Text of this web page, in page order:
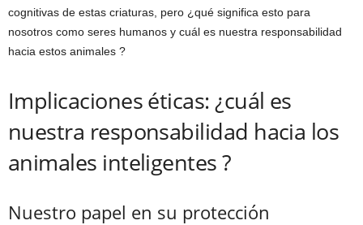
cognitivas de estas criaturas, pero ¿qué significa esto para
nosotros como seres humanos y cuál es nuestra responsabilidad
hacia estos animales ?
Implicaciones éticas: ¿cuál es
nuestra responsabilidad hacia los
animales inteligentes ?
Nuestro papel en su protección